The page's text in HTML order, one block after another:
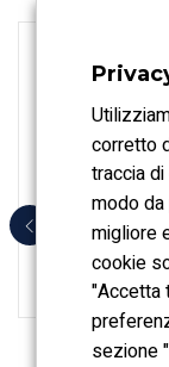
CHIAVI PER
corretto
traccia
modo
migliore
cookie
"Accetta
sezione